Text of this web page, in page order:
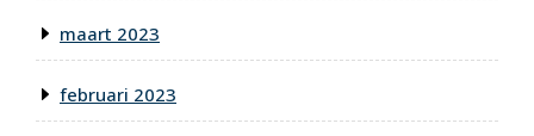
maart 2023
februari 2023